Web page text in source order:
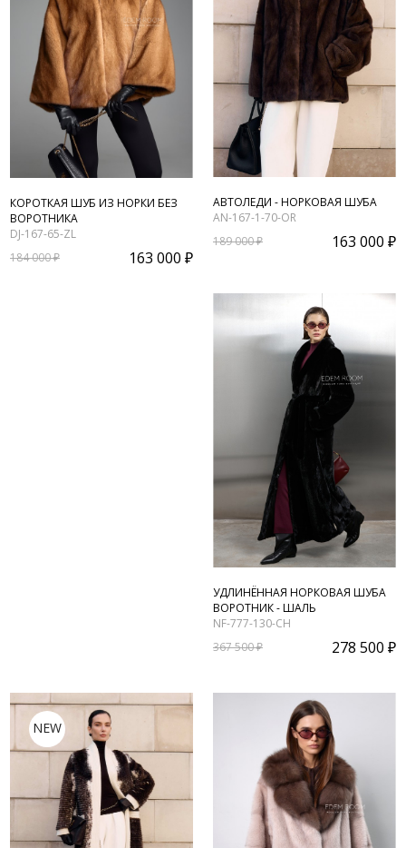
КОРОТКАЯ ШУБ ИЗ НОРКИ БЕЗ
ВОРОТНИКА
DJ-167-65-ZL
184 000 ₽
163 000 ₽
АВТОЛЕДИ - НОРКОВАЯ ШУБА
AN-167-1-70-OR
189 000 ₽
163 000 ₽
УДЛИНЁННАЯ НОРКОВАЯ ШУБА
ВОРОТНИК - ШАЛЬ
NF-777-130-CH
367 500 ₽
278 500 ₽
NEW